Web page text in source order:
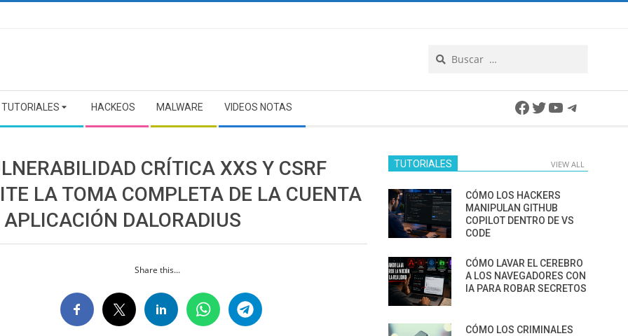
TUTORIALES HACKEOS MALWARE VIDEOS NOTAS Facebook
Twitter
YouTube
CRÍTICA XXS Y CSRF
LA TOMA COMPLETA DE LA CUENTA
APLICACIÓN DALORADIUS
Share this...
TUTORIALES VIEW ALL
CÓMO LOS HACKERS
MANIPULAN GITHUB
COPILOT DENTRO DE VS
CODE
CÓMO LAVAR EL CEREBRO
A LOS NAVEGADORES CON
IA PARA ROBAR SECRETOS
CÓMO LOS CRIMINALES